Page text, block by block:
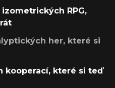
RPG,
her, které si
kooperací, které si teď